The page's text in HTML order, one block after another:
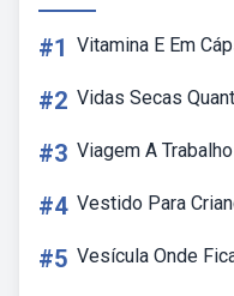
#1 Vitamina E Em
#2 Vidas Secas
#3 Viagem A
#4 Vestido Para
#5 Vesícula Onde